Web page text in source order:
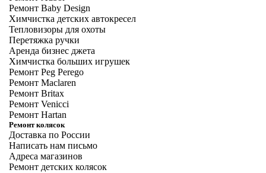
Ремонт Baby Design
Химчистка детских автокресел
Тепловизоры для охоты
Перетяжка ручки
Аренда бизнес джета
Химчистка больших игрушек
Ремонт Peg Perego
Ремонт Maclaren
Ремонт Britax
Ремонт Venicci
Ремонт Hartan
Ремонт колясок
Доставка по России
Написать нам письмо
Адреса магазинов
Ремонт детских колясок